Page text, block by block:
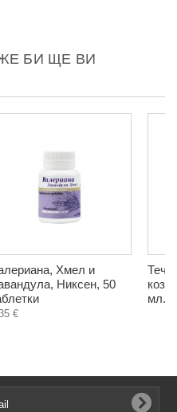
БИ ЩЕ ВИ
Хмел и
Никсен, 50
€
мл.